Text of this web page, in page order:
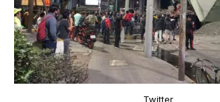
Twitter